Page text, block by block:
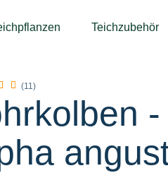
Teichzubehör
(11)
-